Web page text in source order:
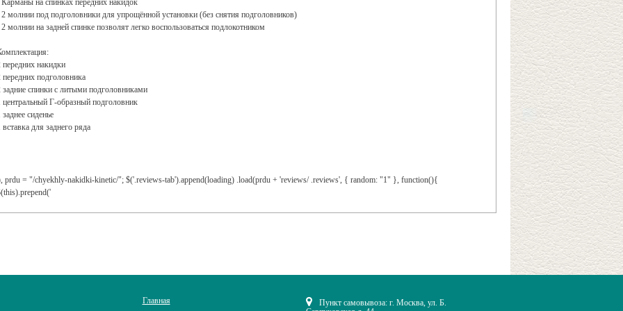
Карманы на спинках передних накидок
2 молнии под подголовники для упрощённой установки (без снятия подголовников)
2 молнии на задней спинке позволят легко воспользоваться подлокотником
передних накидки
передних подголовника
задние спинки с литыми подголовниками
центральный Г-образный подголовник
заднее сиденье
вставка для заднего ряда
prdu = "/chyekhly-nakidki-kinetic/"; $('.reviews-tab').append(loading) .load(prdu + 'reviews/ .reviews', { random: "1" }, function(){
Главная
Пункт самовывоза: г. Москва, ул. Б.